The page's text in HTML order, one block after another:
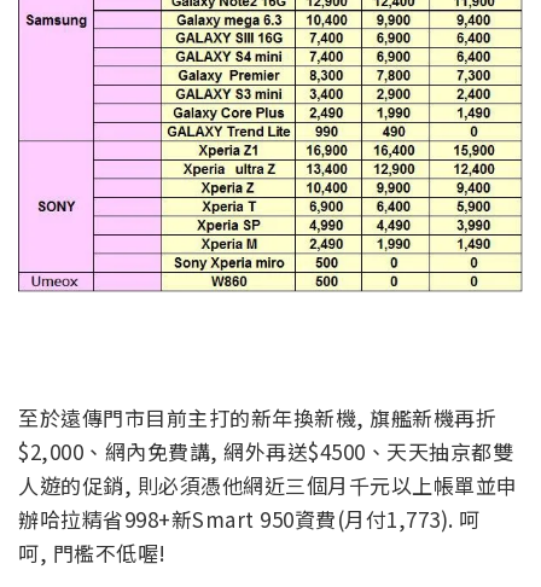
至於遠傳門市目前主打的新年換新機, 旗艦新機再折
$2,000、網內免費講, 網外再送$4500、天天抽京都雙
人遊的促銷, 則必須憑他網近三個月千元以上帳單並申
辦哈拉精省998+新Smart 950資費(月付1,773). 呵
呵, 門檻不低喔!